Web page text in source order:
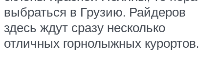
выбраться в Грузию. Райдеров
здесь ждут сразу несколько
отличных горнолыжных курортов.